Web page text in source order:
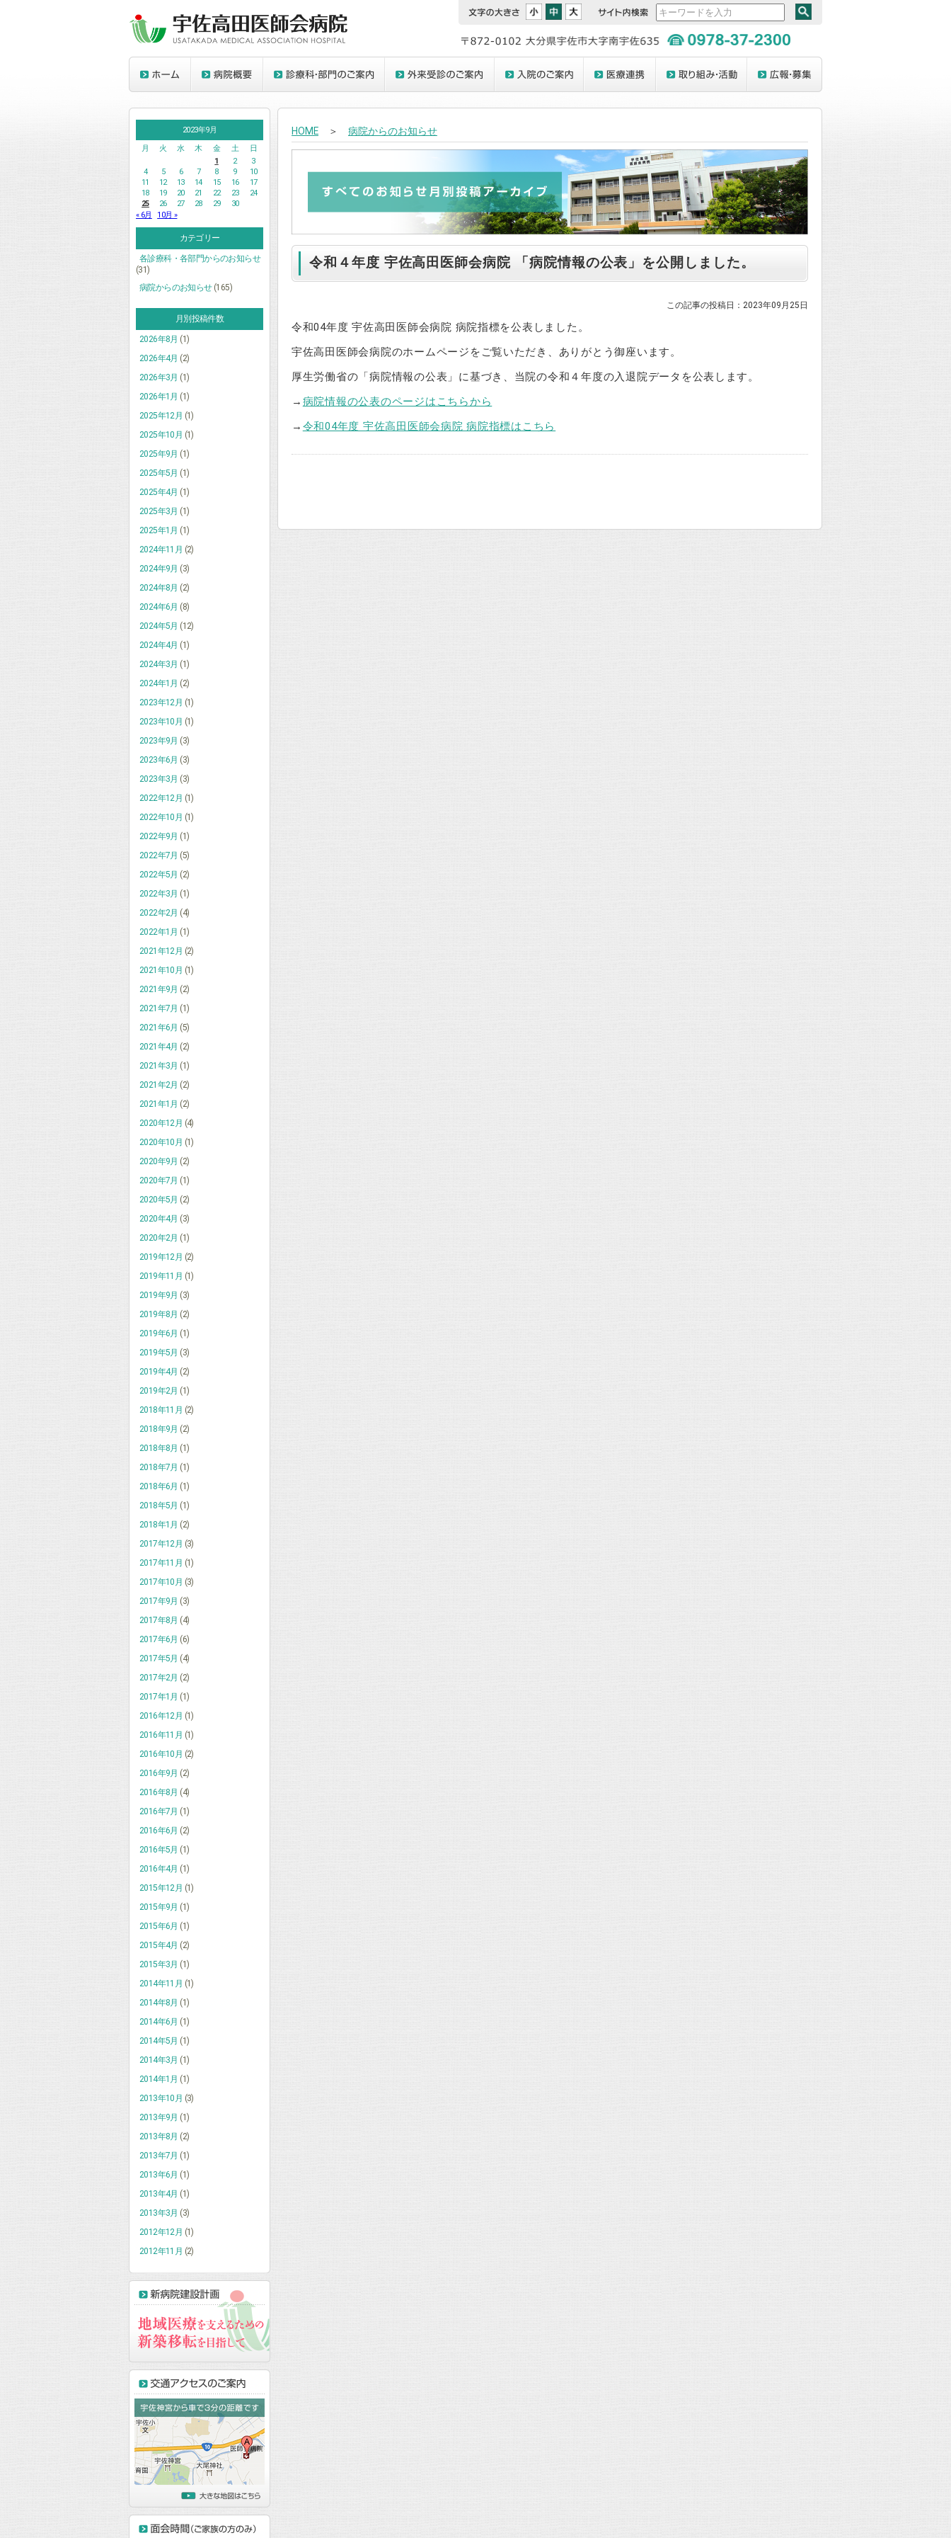
2023年9月
月
火 水 木 金 土
日
1
2
3
4
5 6 7 8 9
10
11
12 13 14 15 16
17
18
19 20 21 22 23
24
25
26 27 28 29
30
« 6月
10月 »
カテゴリー
各診療科・各部門からのお知らせ
(31)
病院からのお知らせ(165)
月別投稿件数
2026年8月 (1)
2026年4月 (2)
2026年3月 (1)
2026年1月 (1)
2025年12月 (1)
2025年10月 (1)
2025年9月 (1)
2025年5月 (1)
2025年4月 (1)
2025年3月 (1)
2025年1月 (1)
2024年11月 (2)
2024年9月 (3)
2024年8月 (2)
2024年6月 (8)
2024年5月 (12)
2024年4月 (1)
2024年3月 (1)
2024年1月 (2)
2023年12月 (1)
2023年10月 (1)
2023年9月 (3)
2023年6月 (3)
2023年3月 (3)
2022年12月 (1)
2022年10月 (1)
2022年9月 (1)
2022年7月 (5)
2022年5月 (2)
2022年3月 (1)
2022年2月 (4)
2022年1月 (1)
2021年12月 (2)
2021年10月 (1)
2021年9月 (2)
2021年7月 (1)
2021年6月 (5)
2021年4月 (2)
2021年3月 (1)
2021年2月 (2)
2021年1月 (2)
2020年12月 (4)
2020年10月 (1)
2020年9月 (2)
2020年7月 (1)
2020年5月 (2)
2020年4月 (3)
2020年2月 (1)
2019年12月 (2)
2019年11月 (1)
2019年9月 (3)
2019年8月 (2)
2019年6月 (1)
2019年5月 (3)
2019年4月 (2)
2019年2月 (1)
2018年11月 (2)
2018年9月 (2)
2018年8月 (1)
2018年7月 (1)
2018年6月 (1)
2018年5月 (1)
2018年1月 (2)
2017年12月 (3)
2017年11月 (1)
2017年10月 (3)
2017年9月 (3)
2017年8月 (4)
2017年6月 (6)
2017年5月 (4)
2017年2月 (2)
2017年1月 (1)
2016年12月 (1)
2016年11月 (1)
2016年10月 (2)
2016年9月 (2)
2016年8月 (4)
2016年7月 (1)
2016年6月 (2)
2016年5月 (1)
2016年4月 (1)
2015年12月 (1)
2015年9月 (1)
2015年6月 (1)
2015年4月 (2)
2015年3月 (1)
2014年11月 (1)
2014年8月 (1)
2014年6月 (1)
2014年5月 (1)
2014年3月 (1)
2014年1月 (1)
2013年10月 (3)
2013年9月 (1)
2013年8月 (2)
2013年7月 (1)
2013年6月 (1)
2013年4月 (1)
2013年3月 (3)
2012年12月 (1)
2012年11月 (2)
HOME ＞ 病院からのお知らせ
令和４年度 宇佐高田医師会病院 「病院情報の公表」を公開しました。
この記事の投稿日：2023年09月25日
令和04年度 宇佐高田医師会病院 病院指標を公表しました。
宇佐高田医師会病院のホームページをご覧いただき、ありがとう御座います。
厚生労働省の「病院情報の公表」に基づき、当院の令和４年度の入退院データを公表します。
→ 病院情報の公表のページはこちらから
→ 令和04年度 宇佐高田医師会病院 病院指標はこちら